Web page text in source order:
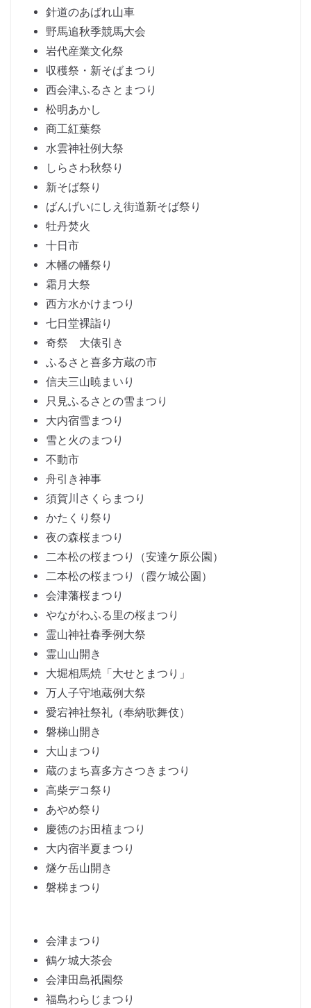
針道のあばれ山車
野馬追秋季競馬大会
岩代産業文化祭
収穫祭・新そばまつり
西会津ふるさとまつり
松明あかし
商工紅葉祭
水雲神社例大祭
しらさわ秋祭り
新そば祭り
ばんげいにしえ街道新そば祭り
牡丹焚火
十日市
木幡の幡祭り
霜月大祭
西方水かけまつり
七日堂裸詣り
奇祭 大俵引き
ふるさと喜多方蔵の市
信夫三山暁まいり
只見ふるさとの雪まつり
大内宿雪まつり
雪と火のまつり
不動市
舟引き神事
須賀川さくらまつり
かたくり祭り
夜の森桜まつり
二本松の桜まつり（安達ケ原公園）
二本松の桜まつり（霞ケ城公園）
会津藩桜まつり
やながわふる里の桜まつり
霊山神社春季例大祭
霊山山開き
大堀相馬焼「大せとまつり」
万人子守地蔵例大祭
愛宕神社祭礼（奉納歌舞伎）
磐梯山開き
大山まつり
蔵のまち喜多方さつきまつり
高柴デコ祭り
あやめ祭り
慶徳のお田植まつり
大内宿半夏まつり
燧ケ岳山開き
磐梯まつり
会津まつり
鶴ケ城大茶会
会津田島祇園祭
福島わらじまつり